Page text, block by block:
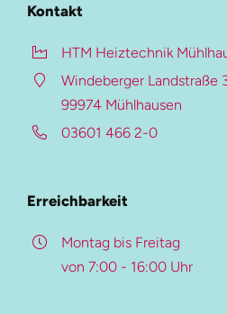
Kontakt
HTM Heiztechnik
Windeberger Landstraße
99974 Mühlhausen
03601 466 2-0
Erreichbarkeit
Montag bis Freitag
von 7:00 - 16:00 Uhr
Auf dieser Seite
HTM Verzinkung
HTM Beschichtung
HTM-Magazin
Karriere-Portal
Kontakt